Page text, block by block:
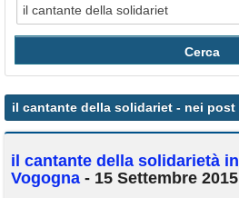
Eventi
Calendario
Annunci
il cantante della solidariet - nei post
il cantante della solidarietà
Vogogna - 15 Settembre